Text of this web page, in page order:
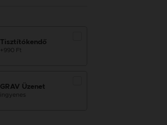
Tisztítókendő
+990 Ft
GRAV Üzenet
ingyenes